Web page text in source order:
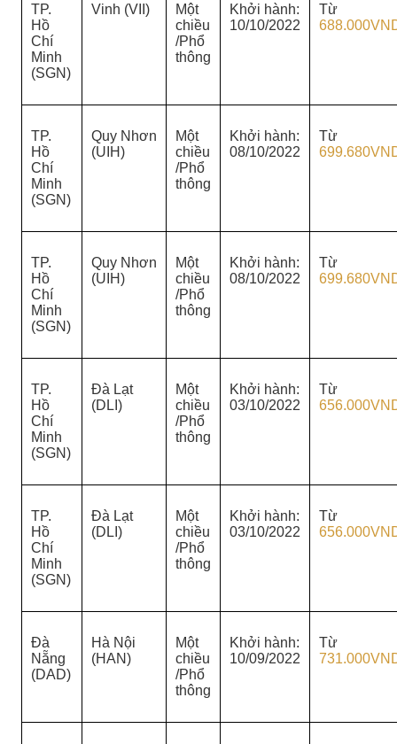
TP.
Hồ
Chí
Minh
(SGN)
Vinh (VII)
Một
chiều
/Phổ
thông
Khởi hành:
10/10/2022
Từ
TP.
Hồ
Chí
Minh
(SGN)
Quy Nhơn
(UIH)
Một
chiều
/Phổ
thông
Khởi hành:
08/10/2022
Từ
TP.
Hồ
Chí
Minh
(SGN)
Quy Nhơn
(UIH)
Một
chiều
/Phổ
thông
Khởi hành:
08/10/2022
Từ
TP.
Hồ
Chí
Minh
(SGN)
Đà Lạt
(DLI)
Một
chiều
/Phổ
thông
Khởi hành:
03/10/2022
Từ
TP.
Hồ
Chí
Minh
(SGN)
Đà Lạt
(DLI)
Một
chiều
/Phổ
thông
Khởi hành:
03/10/2022
Từ
Đà
Nẵng
(DAD)
Hà Nội
(HAN)
Một
chiều
/Phổ
thông
Khởi hành:
10/09/2022
Từ